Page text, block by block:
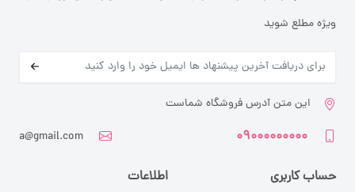
ویژه مطلع شوید
این متن آدرس فروشگاه شماست
۰۹۰۰۰۰۰۰۰۰۰ a@gmail.com
حساب کاربری اطلاعات